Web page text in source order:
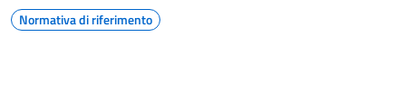
Normativa di riferimento